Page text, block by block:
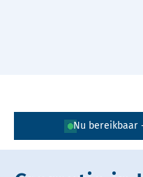
Nu bereikbaar
Lees voor
Simpele tekst